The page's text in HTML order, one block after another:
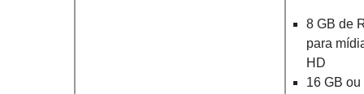
8 GB de
para
HD
16 GB ou